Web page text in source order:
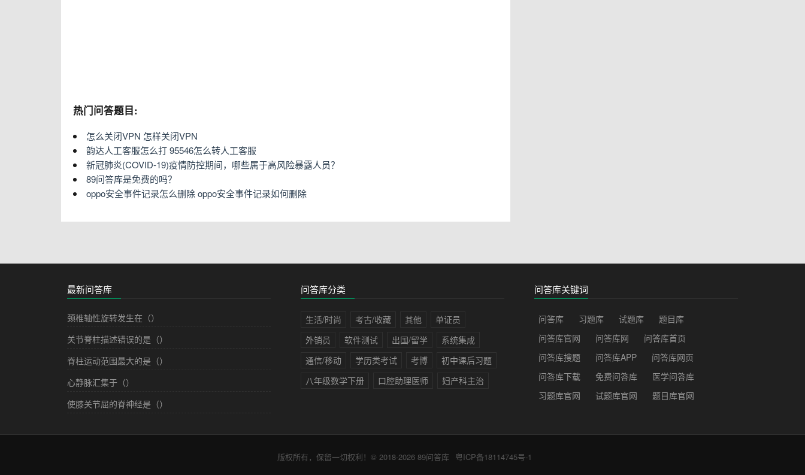
热门问答题目:
怎么关闭VPN 怎样关闭VPN
韵达人工客服怎么打 95546怎么转人工客服
新冠肺炎(COVID-19)疫情防控期间，哪些属于高风险暴露人员？
89问答库是免费的吗？
oppo安全事件记录怎么删除 oppo安全事件记录如何删除
最新问答库
颈椎轴性旋转发生在（）
关节脊柱描述错误的是（）
脊柱运动范围最大的是（）
心静脉汇集于（）
使膝关节屈的脊神经是（）
问答库分类
生活/时尚 考古/收藏 其他
单证员
外销员
软件测试 出国/留学
系统集成
通信/移动
学历类考试 考博
初中课后习题
八年级数学下册
口腔助理医师 妇产科主治
问答库关键词
问答库 习题库 试题库
题目库
问答库官网
问答库网
问答库首页
问答库搜题
问答库APP
问答库网页
问答库下载
免费问答库
医学问答库
习题库官网
试题库官网 题目库官网
版权所有，保留一切权利！© 2018-2026 89问答库 粤ICP备18114745号-1